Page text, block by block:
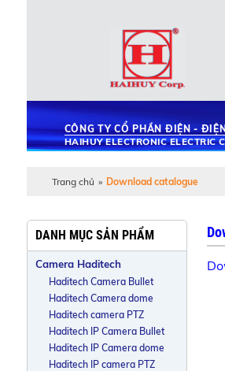
CÔNG TY CỔ PHẦN ĐIỆN -
HAIHUY ELECTRONIC ELECTRIC
Trang chủ » Download catalogue
DANH MỤC SẢN PHẨM
Camera Haditech
Haditech Camera Bullet
Haditech Camera dome
Haditech camera PTZ
Haditech IP Camera Bullet
Haditech IP Camera dome
Haditech IP camera PTZ